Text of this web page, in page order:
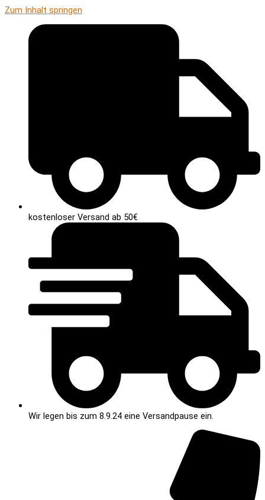
Zum Inhalt springen
kostenloser Versand ab 50€
Wir legen bis zum 8.9.24 eine Versandpause ein.